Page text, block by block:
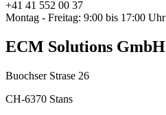
+41 41 552 00 37
Montag - Freitag: 9:00 bis 17:00 Uhr
ECM Solutions GmbH
Buochser Strase 26
CH-6370 Stans